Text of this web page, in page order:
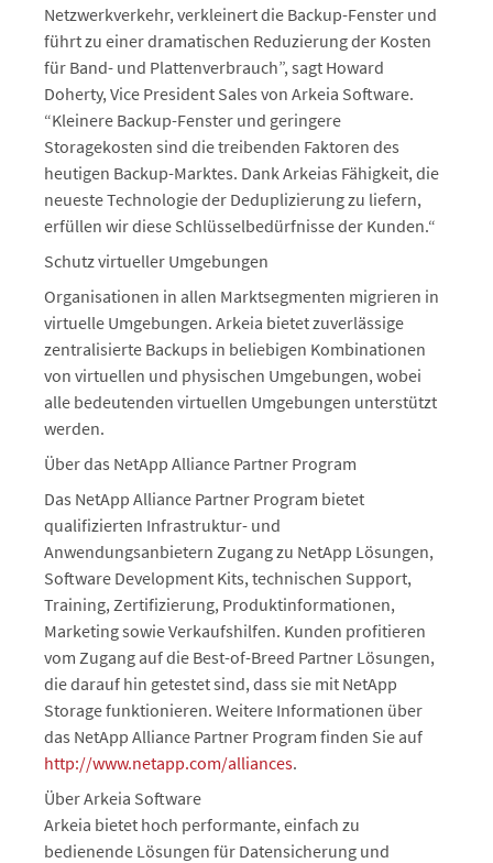
Netzwerkverkehr, verkleinert die Backup-Fenster und
führt zu einer dramatischen Reduzierung der Kosten
für Band- und Plattenverbrauch”, sagt Howard
Doherty, Vice President Sales von Arkeia Software.
“Kleinere Backup-Fenster und geringere
Storagekosten sind die treibenden Faktoren des
heutigen Backup-Marktes. Dank Arkeias Fähigkeit, die
neueste Technologie der Deduplizierung zu liefern,
erfüllen wir diese Schlüsselbedürfnisse der Kunden.“
Schutz virtueller Umgebungen
Organisationen in allen Marktsegmenten migrieren in
virtuelle Umgebungen. Arkeia bietet zuverlässige
zentralisierte Backups in beliebigen Kombinationen
von virtuellen und physischen Umgebungen, wobei
alle bedeutenden virtuellen Umgebungen unterstützt
werden.
Über das NetApp Alliance Partner Program
Das NetApp Alliance Partner Program bietet
qualifizierten Infrastruktur- und
Anwendungsanbietern Zugang zu NetApp Lösungen,
Software Development Kits, technischen Support,
Training, Zertifizierung, Produktinformationen,
Marketing sowie Verkaufshilfen. Kunden profitieren
vom Zugang auf die Best-of-Breed Partner Lösungen,
die darauf hin getestet sind, dass sie mit NetApp
Storage funktionieren. Weitere Informationen über
das NetApp Alliance Partner Program finden Sie auf
http://www.netapp.com/alliances.
Über Arkeia Software
Arkeia bietet hoch performante, einfach zu
bedienende Lösungen für Datensicherung und